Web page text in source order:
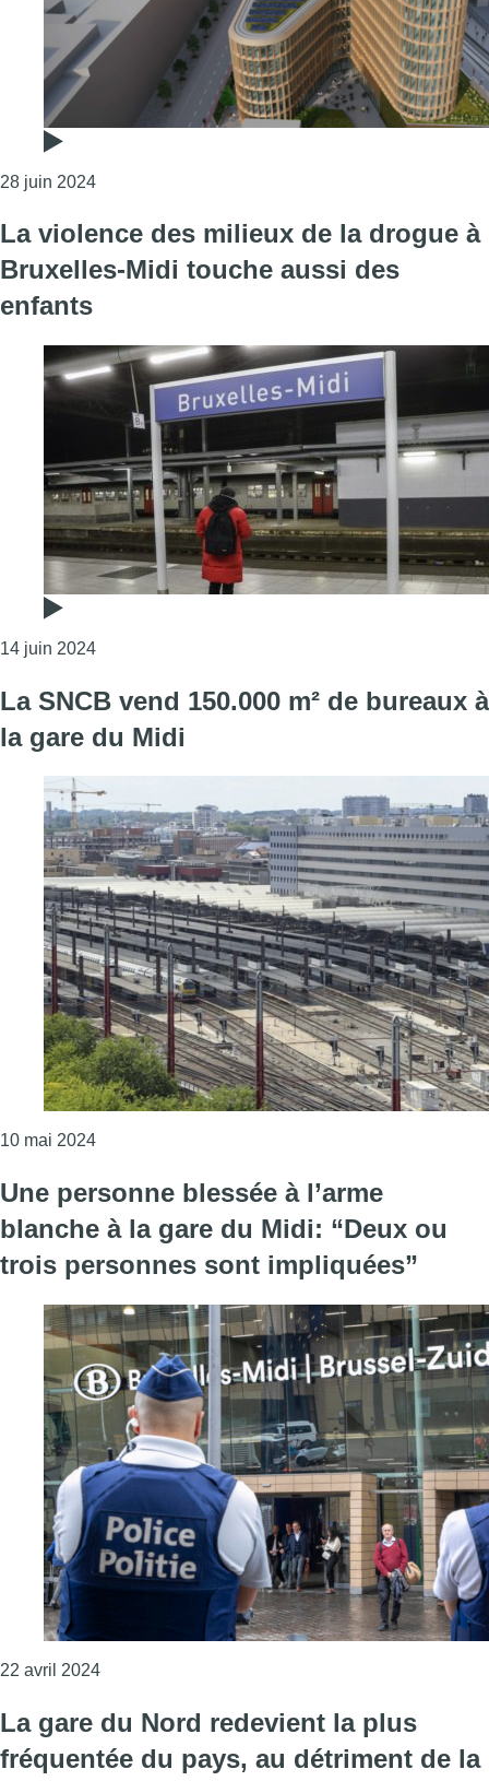
28 juin 2024Consulter l'article "Infrabel présente les plans de
La violence des milieux de la drogue à
Bruxelles-Midi touche aussi des
enfants
14 juin 2024Consulter l'article "La violence des milieux de la
La SNCB vend 150.000 m² de bureaux à
la gare du Midi
10 mai 2024Consulter l'article "La SNCB vend 150.000 m² de
Une personne blessée à l’arme
blanche à la gare du Midi: “Deux ou
trois personnes sont impliquées”
22 avril 2024Consulter l'article "Une personne blessée à
La gare du Nord redevient la plus
fréquentée du pays, au détriment de la